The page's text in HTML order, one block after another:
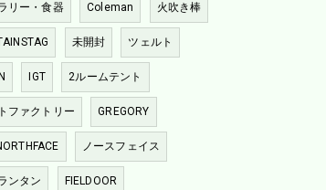
リー・食器 Coleman 火吹き棒
未開封 ツェルト
IGT 2ルームテント
ファクトリー GREGORY
ノースフェイス
ンタン FIELDOOR